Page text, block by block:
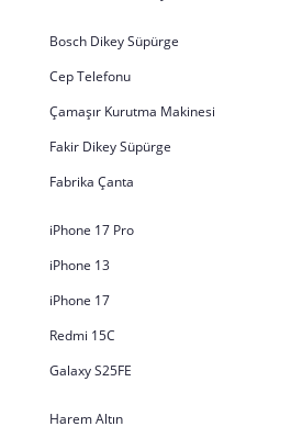
Bosch Dikey Süpürge
Cep Telefonu
Çamaşır Kurutma Makinesi
Fakir Dikey Süpürge
Fabrika Çanta
iPhone 17 Pro
iPhone 13
iPhone 17
Redmi 15C
Galaxy S25FE
Harem Altın